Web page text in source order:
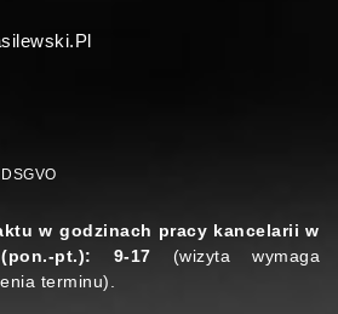
w godzinach pracy kancelarii w
pt.): 9-17 (wizyta wymaga
terminu).